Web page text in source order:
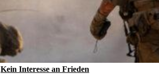
Kein Inte­resse an Frieden